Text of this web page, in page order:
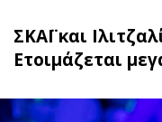
ΣΚΑΪ και
Ετοιμάζεται